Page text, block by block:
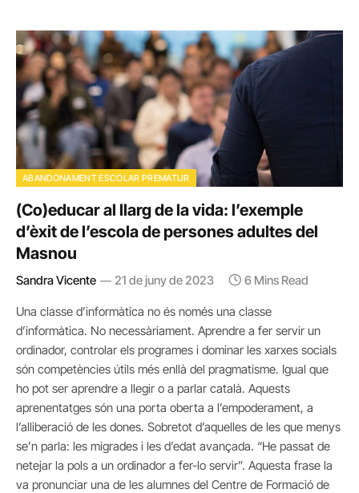
ABANDONAMENT ESCOLAR PREMATUR
(Co)educar al llarg de la vida: l’exemple
d’èxit de l’escola de persones adultes del
Masnou
Sandra Vicente 21 de juny de 2023 6 Mins Read
Una classe d’informàtica no és només una classe
d’informàtica. No necessàriament. Aprendre a fer servir un
ordinador, controlar els programes i dominar les xarxes socials
són competències útils més enllà del pragmatisme. Igual que
ho pot ser aprendre a llegir o a parlar català. Aquests
aprenentatges són una porta oberta a l’empoderament, a
l’alliberació de les dones. Sobretot d’aquelles de les que menys
se’n parla: les migrades i les d’edat avançada. “He passat de
netejar la pols a un ordinador a fer-lo servir”. Aquesta frase la
va pronunciar una de les alumnes del Centre de Formació de